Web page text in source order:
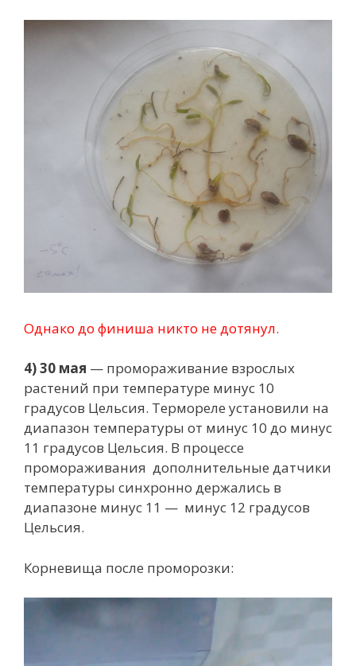
Однако до финиша никто не дотянул.
4) 30 мая — промораживание взрослых
растений при температуре минус 10
градусов Цельсия. Термореле установили на
диапазон температуры от минус 10 до минус
11 градусов Цельсия. В процессе
промораживания дополнительные датчики
температуры синхронно держались в
диапазоне минус 11 — минус 12 градусов
Цельсия.
Корневища после проморозки:
Видеоплеер